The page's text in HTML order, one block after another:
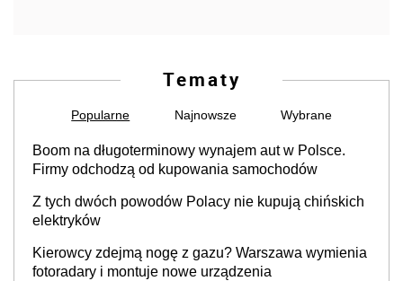
Tematy
Popularne Najnowsze Wybrane
Boom na długoterminowy wynajem aut w Polsce.
Firmy odchodzą od kupowania samochodów
Z tych dwóch powodów Polacy nie kupują chińskich
elektryków
Kierowcy zdejmą nogę z gazu? Warszawa wymienia
fotoradary i montuje nowe urządzenia